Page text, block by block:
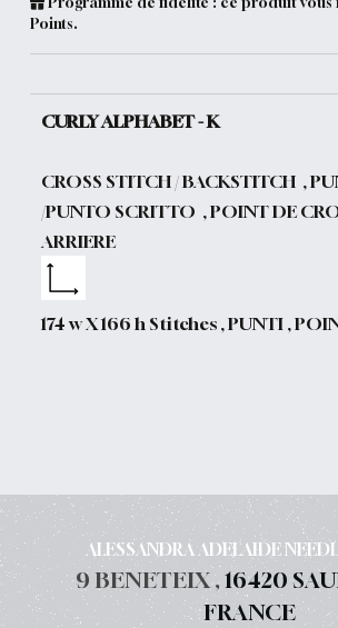
Points.
CURLY ALPHABET - K
CROSS STITCH / BACKSTITCH ,
/PUNTO SCRITTO , POINT DE
ARRIERE
174 w X 166 h Stitches , PUNTI ,
ALESSANDRA ADELAIDE
9 BENETEIX ,16420
FRANCE